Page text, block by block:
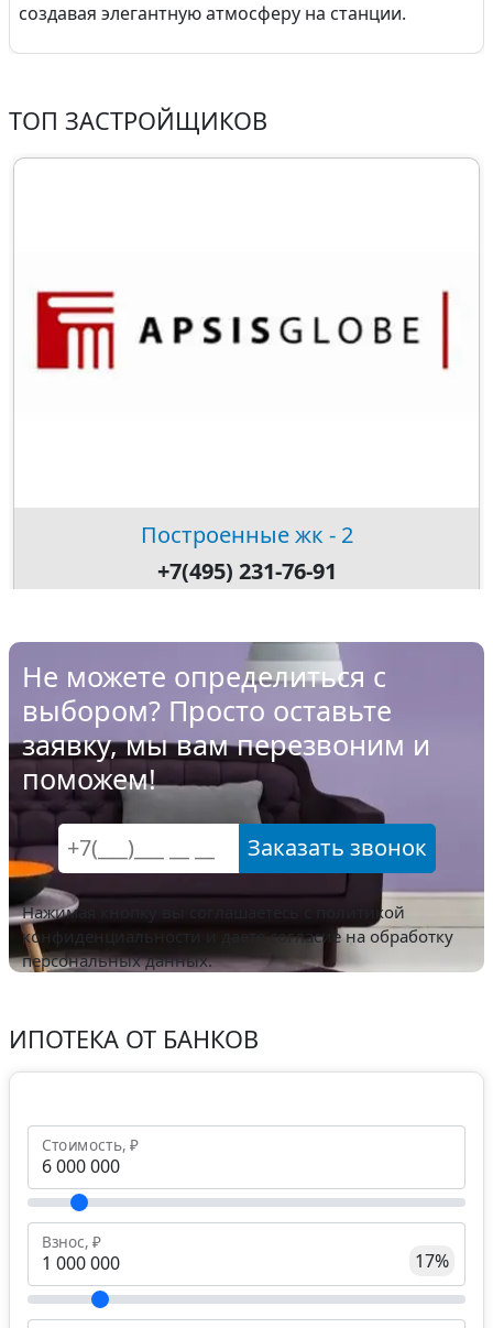
создавая элегантную атмосферу на станции.
ТОП ЗАСТРОЙЩИКОВ
Построенные жк - 2
+7(495) 231-76-91
Не можете определиться с
выбором? Просто оставьте
заявку, мы вам перезвоним и
поможем!
Заказать звонок
Нажимая кнопку вы соглашаетесь с
политикой
конфиденциальности и даете согласие на обработку
персональных данных.
ИПОТЕКА ОТ БАНКОВ
Стоимость, ₽
Взнос, ₽
17%